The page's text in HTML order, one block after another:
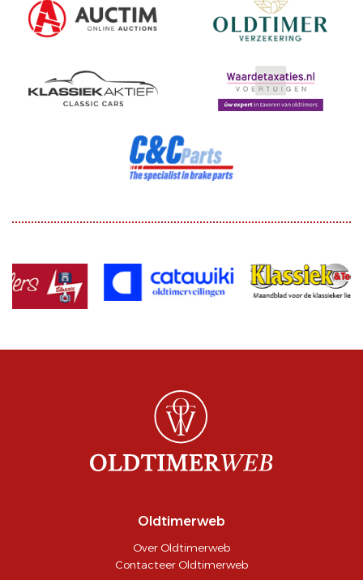
Oldtimerweb
Over Oldtimerweb
Contacteer Oldtimerweb